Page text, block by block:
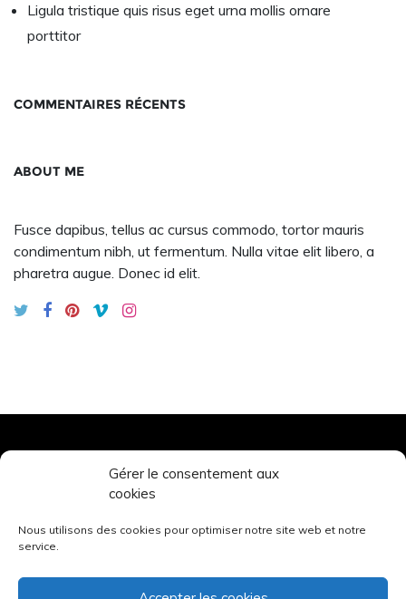
Gérer le consentement aux
cookies
Nous utilisons des cookies pour optimiser notre site web et notre
service.
Ligula tristique quis risus eget urna mollis ornare
porttitor
COMMENTAIRES RÉCENTS
ABOUT ME
Fusce dapibus, tellus ac cursus commodo, tortor mauris
condimentum nibh, ut fermentum. Nulla vitae elit libero, a
pharetra augue. Donec id elit.
TOURS’N BIKES
© 2026. All rights reserved.
Mentions légales